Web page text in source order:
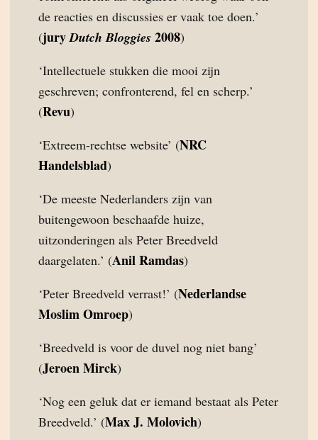
de reacties en discussies er vaak toe doen.’
(juryDutch Bloggies 2008)
‘Intellectuele stukken die mooi zijn
geschreven; confronterend, fel en scherp.’
(Revu)
‘Extreem-rechtse website’ (NRC
Handelsblad)
‘De meeste Nederlanders zijn van
buitengewoon beschaafde huize,
uitzonderingen als Peter Breedveld
daargelaten.’ (Anil Ramdas)
‘Peter Breedveld verrast!’ (Nederlandse
Moslim Omroep)
‘Breedveld is voor de duvel nog niet bang’
(Jeroen Mirck)
‘Nog een geluk dat er iemand bestaat als Peter
Breedveld.’ (Max J. Molovich)